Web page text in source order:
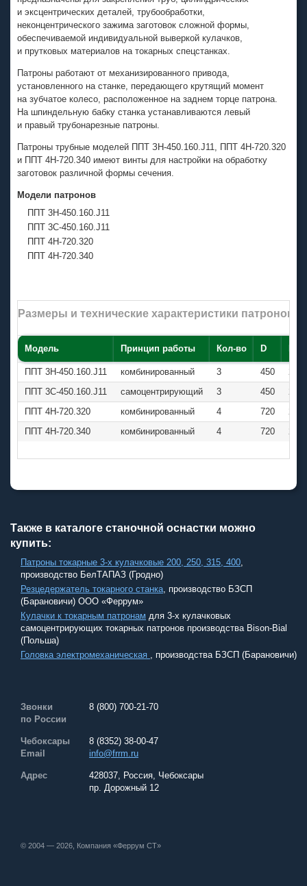
и эксцентрических деталей, трубообработки,
неконцентрического зажима заготовок сложной формы,
обеспечиваемой индивидуальной выверкой кулачков,
и прутковых материалов на токарных спецстанках.
Патроны работают от механизированного привода,
установленного на станке, передающего крутящий момент
на зубчатое колесо, расположенное на заднем торце патрона.
На шпиндельную бабку станка устанавливаются левый
и правый трубонарезные патроны.
Патроны трубные моделей ППТ ЗН-450.160.J11
ППТ 4Н-720.320
и ППТ 4Н-720.340 имеют винты для настройки на обработку
заготовок различной формы сечения.
Модели патронов
ППТ 3Н-450.160.J11
ППТ 3C-450.160.J11
ППТ 4Н-720.320
ППТ 4Н-720.340
Размеры и технические характеристики патронов
Модель Принцип работы Кол-во D H
ППТ 3Н-450.160.J11 комбинированный 3 450
ППТ 3C-450.160.J11
самоцентрирующий 3 450
ППТ 4Н-720.320
комбинированный 4 720
ППТ 4Н-720.340
комбинированный 4 720
Также в каталоге станочной оснастки можно
купить:
Патроны токарные 3-х кулачковые 200, 250, 315, 400
производство БелТАПАЗ (Гродно)
Резцедержатель токарного станка , производство БЗСП
(Барановичи) ООО «Феррум»
Кулачки к токарным патронам для 3-х кулачковых
самоцентрирующих токарных патронов производства Bison-Bial
(Польша)
Головка электромеханическая
, производства БЗСП (Барановичи)
Звонки
по России
8 (800) 700-21-70
Чебоксары
8 (8352) 38-00-47
Email
info@frrm.ru
Адрес
428037, Россия, Чебоксары
пр. Дорожный 12
© 2004 — 2026, Компания «Феррум СТ»